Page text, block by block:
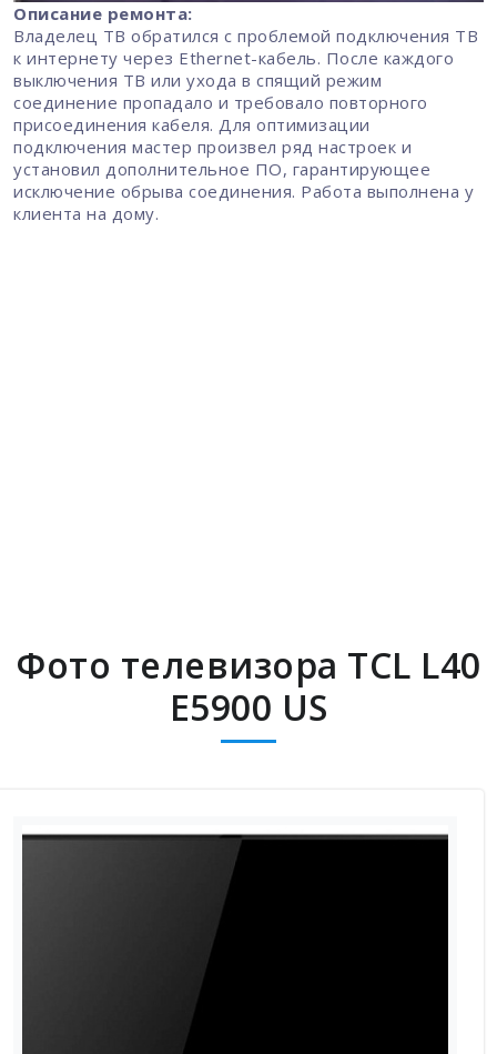
Описание ремонта:
Владелец ТВ обратился с проблемой подключения ТВ
к интернету через Ethernet-кабель. После каждого
выключения ТВ или ухода в спящий режим
соединение пропадало и требовало повторного
присоединения кабеля. Для оптимизации
подключения мастер произвел ряд настроек и
установил дополнительное ПО, гарантирующее
исключение обрыва соединения. Работа выполнена у
клиента на дому.
Фото телевизора TCL L40
E5900 US